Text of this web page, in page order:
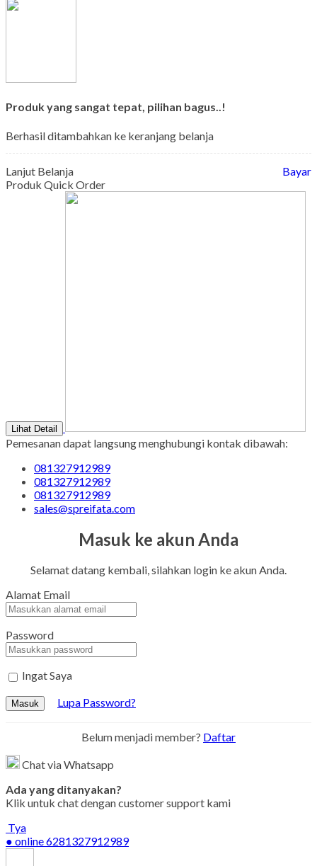
Produk yang sangat tepat, pilihan bagus..!
Berhasil ditambahkan ke keranjang belanja
Lanjut Belanja
Bayar
Produk Quick Order
Lihat Detail
Pemesanan dapat langsung menghubungi kontak dibawah:
081327912989
081327912989
081327912989
sales@spreifata.com
Masuk ke akun Anda
Selamat datang kembali, silahkan login ke akun Anda.
Alamat Email
Password
Ingat Saya
Masuk Lupa Password?
Belum menjadi member? Daftar
Chat via Whatsapp
Ada yang ditanyakan?
Klik untuk chat dengan customer support kami
Tya
● online6281327912989